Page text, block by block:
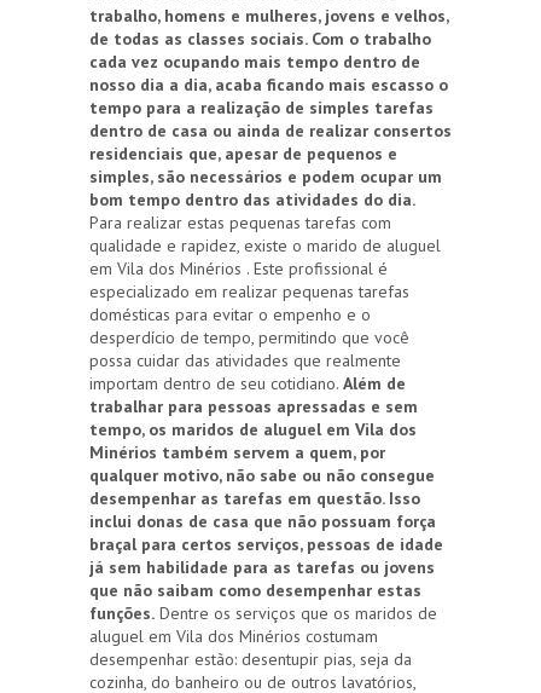
trabalho, homens e mulheres, jovens e velhos,
de todas as classes sociais. Com o trabalho
cada vez ocupando mais tempo dentro de
nosso dia a dia, acaba ficando mais escasso o
tempo para a realização de simples tarefas
dentro de casa ou ainda de realizar consertos
residenciais que, apesar de pequenos e
simples, são necessários e podem ocupar um
bom tempo dentro das atividades do dia.
Para realizar estas pequenas tarefas com
qualidade e rapidez, existe o marido de aluguel
em Vila dos Minérios . Este profissional é
especializado em realizar pequenas tarefas
domésticas para evitar o empenho e o
desperdício de tempo, permitindo que você
possa cuidar das atividades que realmente
importam dentro de seu cotidiano. Além de
trabalhar para pessoas apressadas e sem
tempo, os maridos de aluguel em Vila dos
Minérios também servem a quem, por
qualquer motivo, não sabe ou não consegue
desempenhar as tarefas em questão. Isso
inclui donas de casa que não possuam força
braçal para certos serviços, pessoas de idade
já sem habilidade para as tarefas ou jovens
que não saibam como desempenhar estas
funções. Dentre os serviços que os maridos de
aluguel em Vila dos Minérios costumam
desempenhar estão: desentupir pias, seja da
cozinha, do banheiro ou de outros lavatórios,